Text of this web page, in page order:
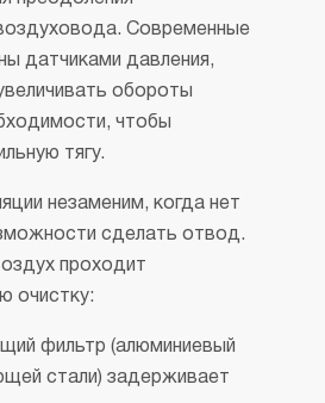
Современные
датчиками давления,
обороты
чтобы
тягу.
незаменим, когда нет
сделать отвод.
проходит
очистку:
фильтр (алюминиевый
стали) задерживает